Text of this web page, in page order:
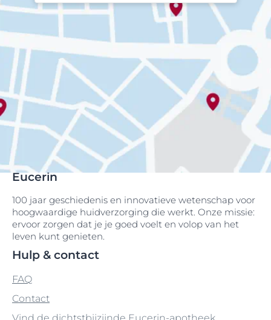
Eucerin
100 jaar geschiedenis en innovatieve wetenschap voor
hoogwaardige huidverzorging die werkt. Onze missie:
ervoor zorgen dat je je goed voelt en volop van het
leven kunt genieten.
Hulp & contact
FAQ
Contact
Vind de dichtstbijzijnde Eucerin-apotheek